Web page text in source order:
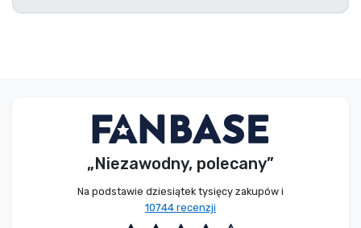
„Niezawodny, polecany”
Na podstawie dziesiątek tysięcy zakupów i
10744 recenzji